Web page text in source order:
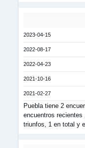
2023-04-15
2022-08-17
2022-04-23
2021-10-16
2021-02-27
Puebla tiene 2
encuentros recientes
triunfos, 1 en total y